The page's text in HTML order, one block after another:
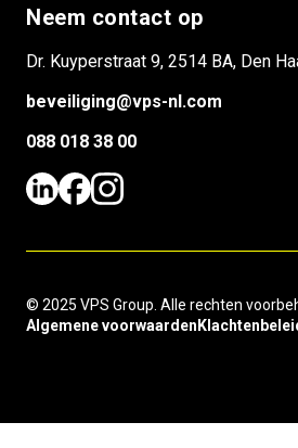
Neem contact op
Dr. Kuyperstraat 9, 2514 BA, Den
beveiliging@vps-nl.com
088 018 38 00
© 2025 VPS Group. Alle rechten
Algemene voorwaarden